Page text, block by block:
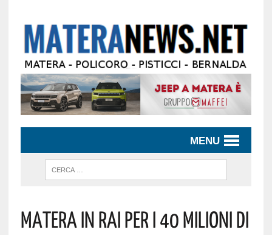
MENU
MATERA IN RAI PER I 40 MILIONI DI